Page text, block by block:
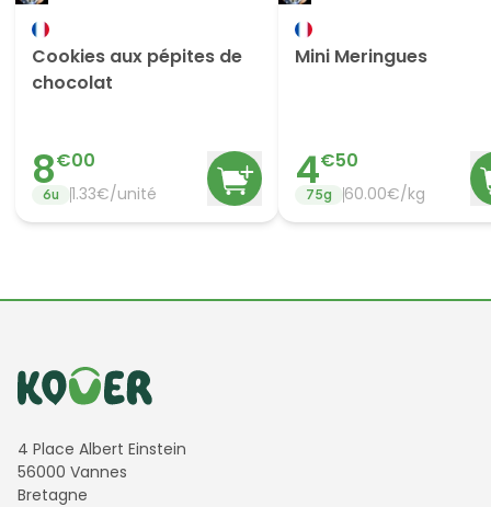
Cookies aux pépites de
chocolat
8€00
6u 1.33€/unité
Mini Meringues
4€50
75g 60.00€/kg
Informations de contact
4 Place Albert Einstein
56000 Vannes
Bretagne